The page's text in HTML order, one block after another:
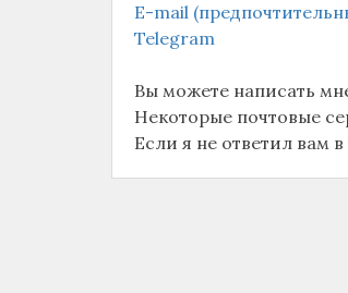
E-mail
Telegram
Вы можете написать
Некоторые почтовые
Если я не ответил вам